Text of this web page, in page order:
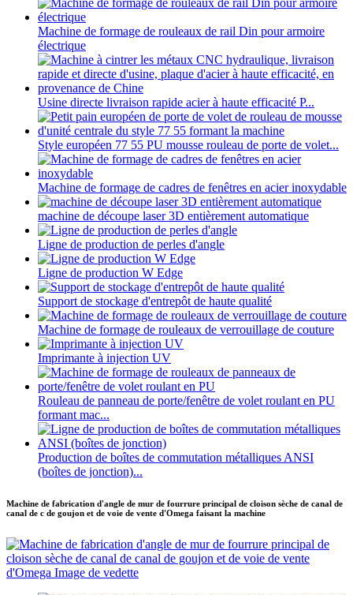
Machine de formage de rouleaux de rail Din pour armoire
électrique
Usine directe livraison rapide acier à haute efficacité P...
Style européen 77 55 PU mousse rouleau de porte de volet...
Machine de formage de cadres de fenêtres en acier inoxydable
machine de découpe laser 3D entièrement automatique
Ligne de production de perles d'angle
Ligne de production W Edge
Support de stockage d'entrepôt de haute qualité
Machine de formage de rouleaux de verrouillage de couture
Imprimante à injection UV
Rouleau de panneau de porte/fenêtre de volet roulant en PU
formant mac...
Production de boîtes de commutation métalliques ANSI
(boîtes de jonction)...
Machine de fabrication d'angle de mur de fourrure principal de cloison sèche de canal de
canal de c de goujon et de voie de vente d'Omega faisant la machine